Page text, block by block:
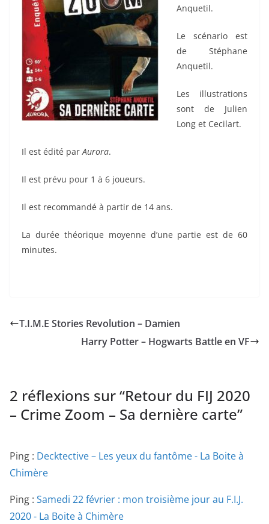
Anquetil.
Le scénario est
de Stéphane
Anquetil.
Les illustrations
sont de Julien
Long et Cecilart.
Il est édité parAurora.
Il est prévu pour 1 à 6 joueurs.
Il est recommandé à partir de 14 ans.
La durée théorique moyenne d’une partie est de 60
minutes.
T.I.M.E Stories Revolution – Damien
Harry Potter – Hogwarts Battle en VF
2 réflexions sur “Retour du FIJ 2020
– Crime Zoom – Sa dernière carte”
Ping : Decktective – Les yeux du fantôme - La Boite à
Chimère
Ping : Samedi 22 février : mon troisième jour au F.I.J.
2020 - La Boite à Chimère